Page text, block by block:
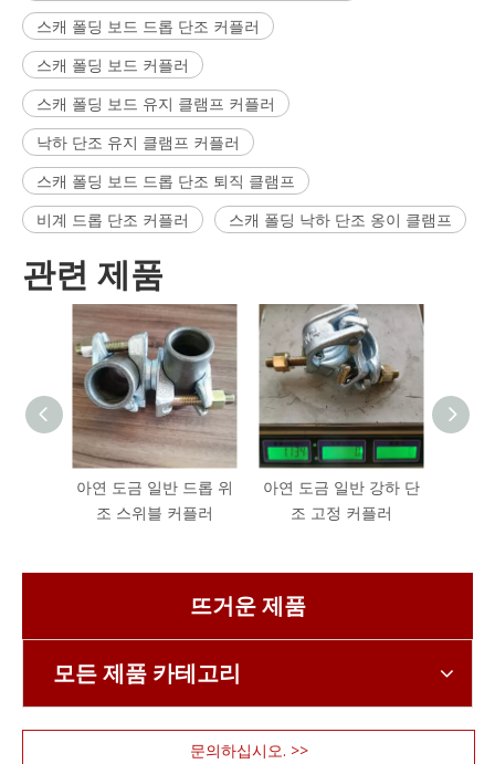
스캐 폴딩 보드 드롭 단조 커플러
스캐 폴딩 보드 커플러
스캐 폴딩 보드 유지 클램프 커플러
낙하 단조 유지 클램프 커플러
스캐 폴딩 보드 드롭 단조 퇴직 클램프
비계 드롭 단조 커플러
스캐 폴딩 낙하 단조 옹이 클램프
관련 제품
아연 도금 일반 드롭 위
조 스위블 커플러
아연 도금 일반 강하 단
조 고정 커플러
뜨거운 제품
모든 제품 카테고리
문의하십시오. >>